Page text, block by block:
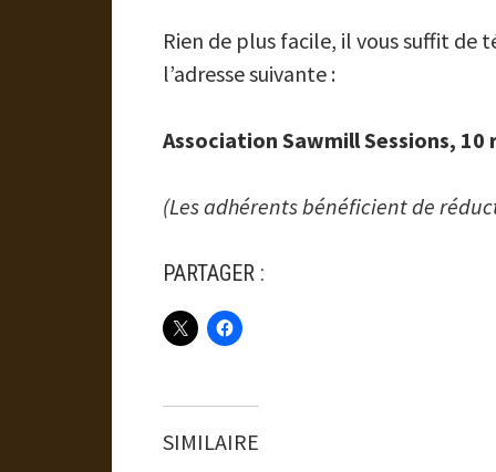
Rien de plus facile, il vous suffit de
l’adresse suivante :
Association Sawmill Sessions, 10
(Les adhérents bénéficient de
PARTAGER :
SIMILAIRE